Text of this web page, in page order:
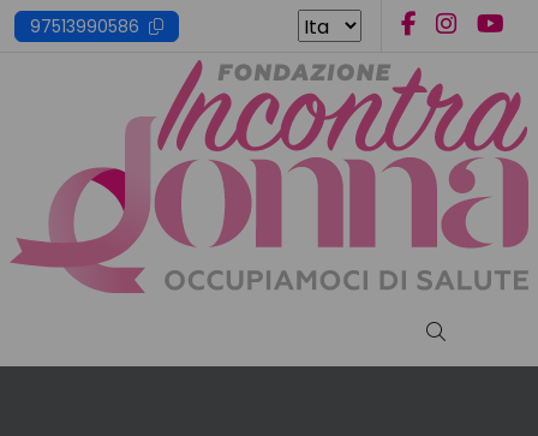
Skip
to
97513990586
Cerca nel